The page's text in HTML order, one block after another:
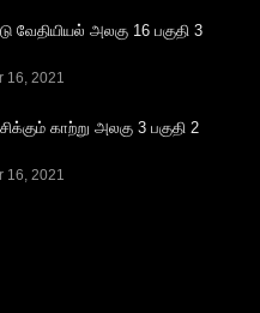
வேதியியல் அலகு 16 பகுதி 3
16, 2021
காற்று அலகு 3 பகுதி 2
16, 2021